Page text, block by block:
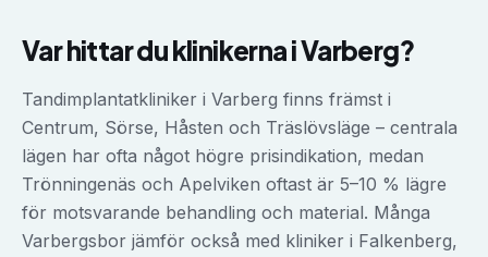
Var hittar du klinikerna iVarberg?
Tandimplantatkliniker i Varberg finns främst i
Centrum, Sörse, Håsten och Träslövsläge – centrala
lägen har ofta något högre prisindikation, medan
Trönningenäs och Apelviken oftast är 5–10 % lägre
för motsvarande behandling och material. Många
Varbergsbor jämför också med kliniker i Falkenberg,